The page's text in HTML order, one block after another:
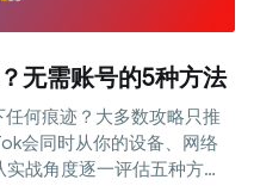
无需账号的5种方法
何痕迹？大多数攻略只推
会同时从你的设备、网络
战角度逐一评估五种方